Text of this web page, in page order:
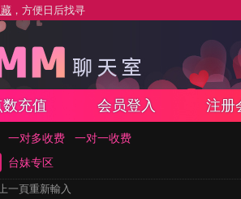
，方便日后找寻
数充值 会员登入 注册
一对多收费
一对一收费
台妹专区
一頁重新輸入